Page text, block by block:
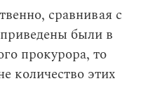
сравнивая с
были в
прокурора, то
количество этих